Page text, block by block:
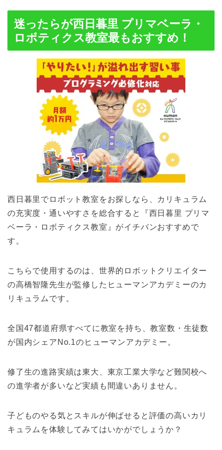
迷ったらが西日暮里 プリマベーラ・
ロボティクス教室最もおすすめ！
西日暮里でロボット教室をお探しなら、カリキュラム
の充実度・通いやすさを総合すると『西日暮里 プリマ
ベーラ・ロボティクス教室』がイチバンおすすめで
す。
こちらで使用するのは、世界的ロボットクリエイター
の高橋智隆先生が監修したヒューマンアカデミーのカ
リキュラムです。
全国47都道府県すべてに教室を持ち、教室数・生徒数
が国内シェアNo.1のヒューマンアカデミー。
修了生の進路実績は東大、東京工業大学など難関校へ
の進学者が多いなど実績も間違いありません。
子どものやる気とスキルが伸ばせると評価の高いカリ
キュラムを体験してみてはいかがでしょうか？